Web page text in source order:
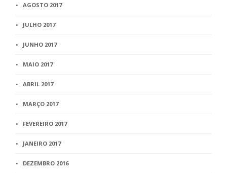
AGOSTO 2017
JULHO 2017
JUNHO 2017
MAIO 2017
ABRIL 2017
MARÇO 2017
FEVEREIRO 2017
JANEIRO 2017
DEZEMBRO 2016